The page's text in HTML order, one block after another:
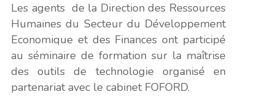
Les agents de la Direction des Ressources
Humaines du Secteur du Développement
Economique et des Finances ont participé
au séminaire de formation sur la maîtrise
des outils de technologie organisé en
partenariat avec le cabinet FOFORD.